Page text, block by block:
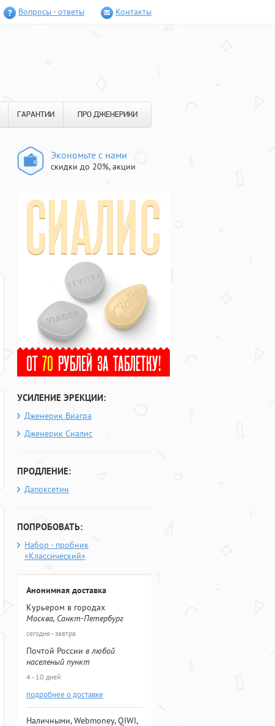
Вопросы - ответы Контакты
ГАРАНТИИ ПРО ДЖЕНЕРИКИ
Экономьте с нами
скидки до 20%, акции
УСИЛЕНИЕ ЭРЕКЦИИ:
Дженерик Виагра
Дженерик Сиалис
ПРОДЛЕНИЕ:
Дапоксетин
ПОПРОБОВАТЬ:
Набор - пробник
«Классический»
Анонимная доставка
Курьером в городах
Москва, Санкт-Петербург
сегодня - завтра
Почтой России в любой
населеный пункт
4 - 10 дней
подробнее о доставке
Наличными, Webmoney, QIWI,